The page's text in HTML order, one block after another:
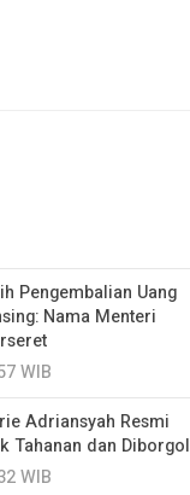
Pengembalian Uang
Nama Menteri
WIB
Adriansyah Resmi
Tahanan dan Diborgol
WIB